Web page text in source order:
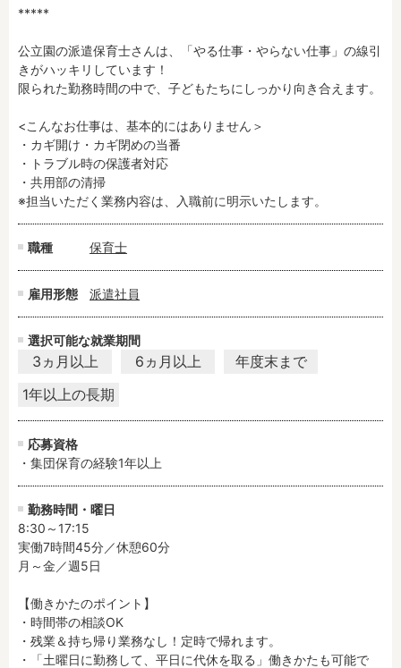
*****
公立園の派遣保育士さんは、「やる仕事・やらない仕事」の線引
きがハッキリしています！
限られた勤務時間の中で、子どもたちにしっかり向き合えます。
<こんなお仕事は、基本的にはありません＞
・カギ開け・カギ閉めの当番
・トラブル時の保護者対応
・共用部の清掃
※担当いただく業務内容は、入職前に明示いたします。
職種 保育士
雇用形態 派遣社員
選択可能な就業期間
3ヵ月以上 6ヵ月以上
年度末まで
1年以上の長期
応募資格
・集団保育の経験1年以上
勤務時間・曜日
8:30～17:15
実働7時間45分／休憩60分
月～金／週5日
【働きかたのポイント】
・時間帯の相談OK
・残業＆持ち帰り業務なし！定時で帰れます。
・「土曜日に勤務して、平日に代休を取る」働きかたも可能で